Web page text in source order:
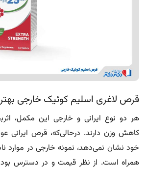
قرص لاغری اسلیم کوئیک خارجی
هر دو نوع ایرانی و خارجی این مکمل،
کاهش وزن دارند. درحالی‌که، قرص ایرانی
خود نشان نمی‌دهد، نمونه خارجی در موارد
همراه است. از نظر قیمت و در دسترس